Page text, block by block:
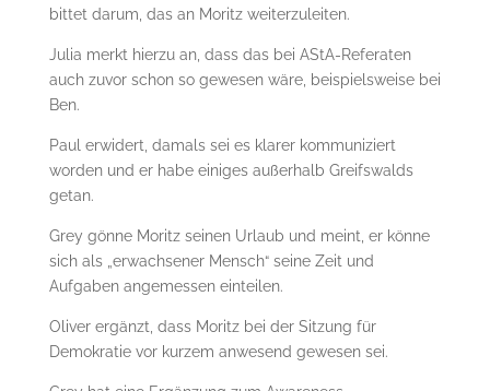
bittet darum, das an Moritz weiterzuleiten.
Julia merkt hierzu an, dass das bei AStA-Referaten
auch zuvor schon so gewesen wäre, beispielsweise bei
Ben.
Paul erwidert, damals sei es klarer kommuniziert
worden und er habe einiges außerhalb Greifswalds
getan.
Grey gönne Moritz seinen Urlaub und meint, er könne
sich als „erwachsener Mensch“ seine Zeit und
Aufgaben angemessen einteilen.
Oliver ergänzt, dass Moritz bei der Sitzung für
Demokratie vor kurzem anwesend gewesen sei.